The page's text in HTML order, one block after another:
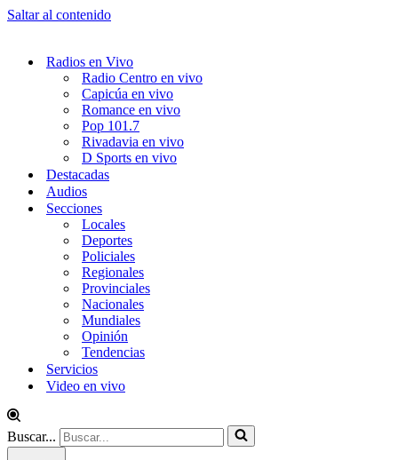
Saltar al contenido
Radios en Vivo
Radio Centro en vivo
Capicúa en vivo
Romance en vivo
Pop 101.7
Rivadavia en vivo
D Sports en vivo
Destacadas
Audios
Secciones
Locales
Deportes
Policiales
Regionales
Provinciales
Nacionales
Mundiales
Opinión
Tendencias
Servicios
Video en vivo
Buscar...